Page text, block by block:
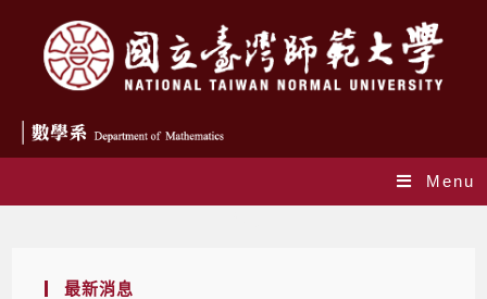
Menu
最新消息